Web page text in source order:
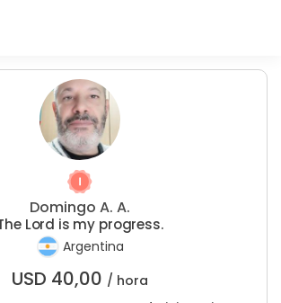
Domingo A. A.
Lord is my progress.
Argentina
USD 40,00 / hora